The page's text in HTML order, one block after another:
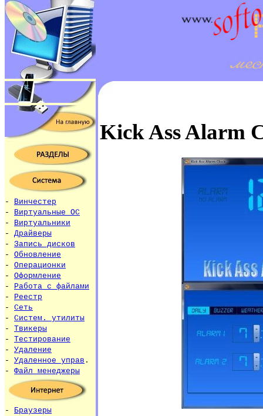
- Винчестер
- Виртуальные ОС
- Виртуальники
- Драйверы
- Запись дисков
- Обновление
- Операционки
- Оформление
- Работа с файлами
- Реестр
- Сеть
- Систем. утилиты
- Твикеры
- Тестирование
- Удаление
- Удаленное управ .
- Файл менеджеры
- Браузеры
Kick Ass Alarm